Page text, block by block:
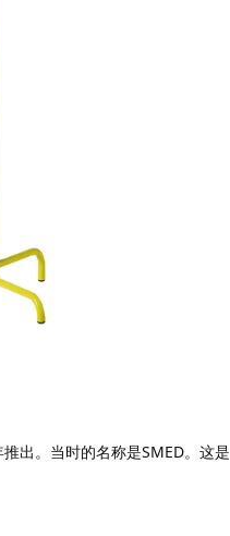
出。当时的名称是SMED。这是